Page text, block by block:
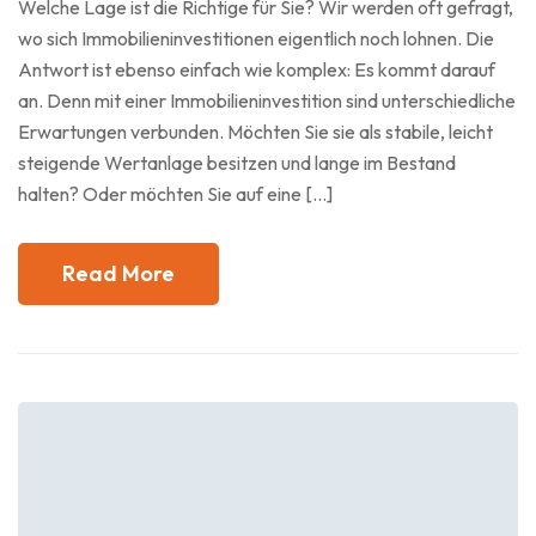
Welche Lage ist die Richtige für Sie? Wir werden oft gefragt,
wo sich Immobilieninvestitionen eigentlich noch lohnen. Die
Antwort ist ebenso einfach wie komplex: Es kommt darauf
an. Denn mit einer Immobilieninvestition sind unterschiedliche
Erwartungen verbunden. Möchten Sie sie als stabile, leicht
steigende Wertanlage besitzen und lange im Bestand
halten? Oder möchten Sie auf eine […]
Read More